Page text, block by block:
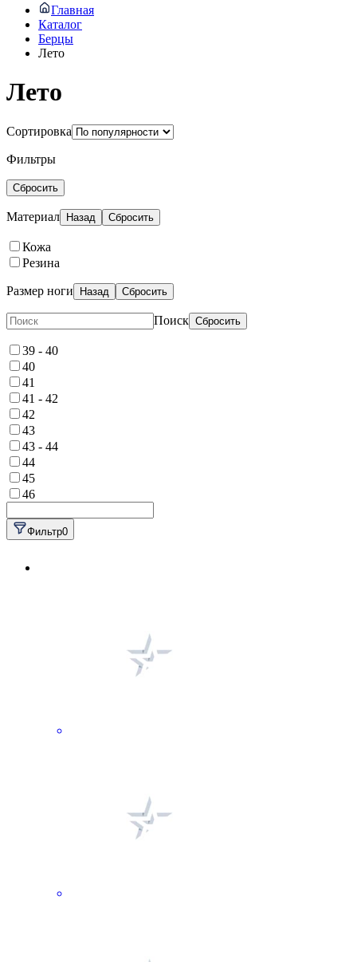
Главная
Каталог
Берцы
Лето
Лето
Сортировка
Фильтры
Сбросить
Материал Назад Сбросить
Кожа
Резина
Размер ноги Назад Сбросить
Поиск Сбросить
39 - 40
40
41
41 - 42
42
43
43 - 44
44
45
46
Фильтр0